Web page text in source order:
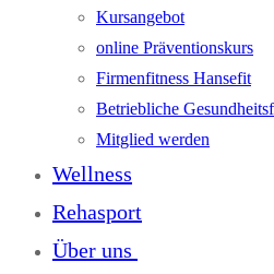
Kursangebot
online Präventionskurs
Firmenfitness Hansefit
Betriebliche
Mitglied werden
Wellness
Rehasport
Über uns